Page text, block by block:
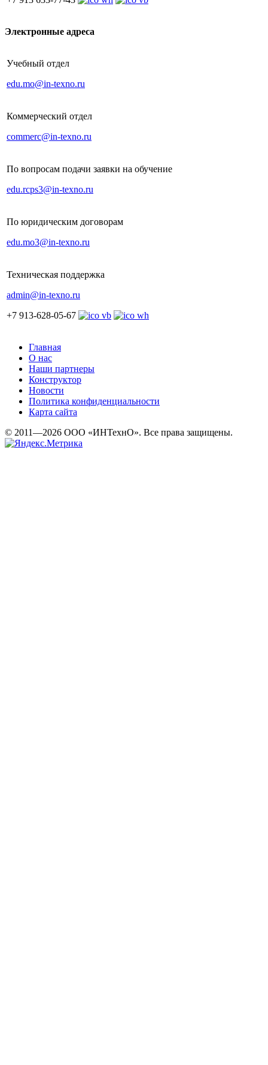
Электронные адреса
Учебный отдел
edu.mo@in-texno.ru
Коммерческий отдел
commerc@in-texno.ru
По вопросам подачи заявки на обучение
edu.rcps3@in-texno.ru
По юридическим договорам
edu.mo3@in-texno.ru
Техническая поддержка
admin@in-texno.ru
+7 913-628-05-67
Главная
О нас
Наши партнеры
Конструктор
Новости
Политика конфиденциальности
Карта сайта
© 2011—2026 ООО «ИНТехнО». Все права защищены.